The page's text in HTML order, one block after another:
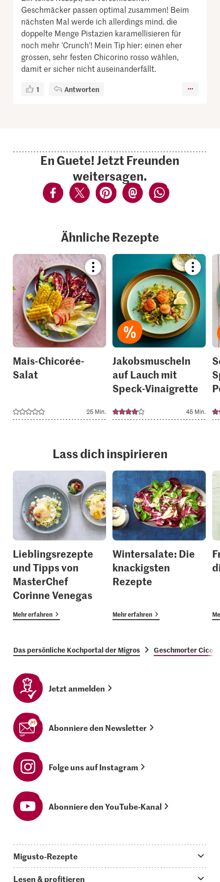
Geschmäcker passen optimal zusammen! Beim
nächsten Mal werde ich allerdings mind. die
doppelte Menge Pistazien karamellisieren für
noch mehr 'Crunch'! Mein Tip hier: einen eher
grossen, sehr festen Chicorino rosso wählen,
damit er sicher nicht auseinanderfällt.
1 Antworten
En Guete! Jetzt Freunden
weitersagen.
Ähnliche Rezepte
Bookmark
recipe
or
add
it
to
your
collections.
Mais-Chicorée-
Salat
25 Min.
recipe
or
add
it
to
your
Jakobsmuscheln
auf Lauch mit
Speck-Vinaigrette
45 Min.
Lass dich inspirieren
Lieblingsrezepte
und Tipps von
MasterChef
Corinne Venegas
Mehr erfahren
Wintersalate: Die
knackigsten
Rezepte
Mehr erfahren
Das persönliche Kochportal der Migros Geschmorter
Jetzt anmelden
Abonniere den Newsletter
Folge uns auf Instagram
Abonniere den YouTube-Kanal
Migusto-Rezepte
Lesen & profitieren